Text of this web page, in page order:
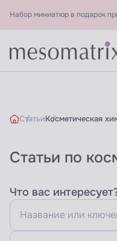
Набор миниатюр в подарок
СтатьиКосметическая
Статьи о
Статьи по
Что вас